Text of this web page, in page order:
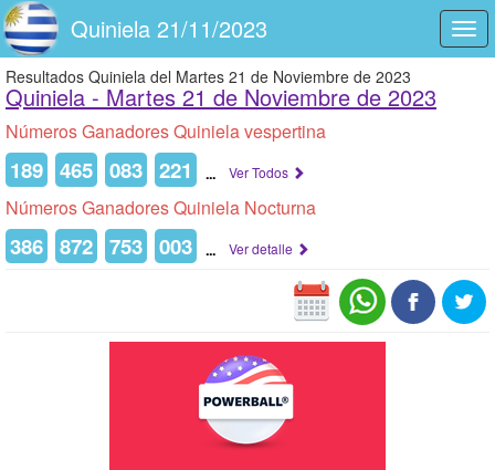
Quiniela 21/11/2023
Resultados Quiniela del Martes 21 de Noviembre de 2023
Quiniela - Martes 21 de Noviembre de 2023
Números Ganadores Quiniela vespertina
189 465 083 221 ... Ver Todos
Números Ganadores Quiniela Nocturna
386 872 753 003 ... Ver detalle